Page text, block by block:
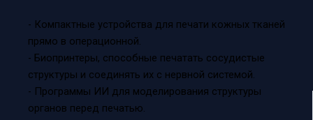
- Компактные устройства для печати кожных тканей
прямо в операционной.
- Биопринтеры, способные печатать сосудистые
структуры и соединять их с нервной системой.
- Программы ИИ для моделирования структуры
органов перед печатью.